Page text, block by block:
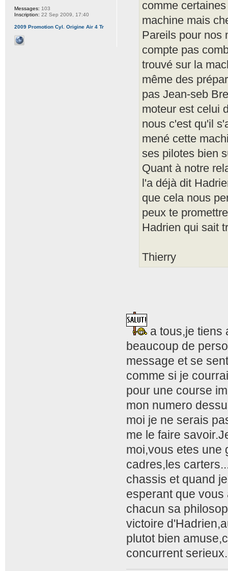
comme
machine mais
Pareils pour nos
compte pas
trouvé sur la
même des
pas Jean-seb
moteur est celui
nous c'est qu'il
mené cette
ses pilotes bien
Quant à notre
l'a déjà dit
que cela nous
peux te
Hadrien qui sait
Thierry
a tous,je tiens
beaucoup de
message et se
comme si je
pour une course
mon numero
moi je ne serais
me le faire
moi,vous etes une
cadres,les
chassis et quand
esperant que
chacun sa
victoire
plutot bien
concurrent serieux.
Messages: 103
Inscription: 22 Sep 2009, 17:40
2009 Promotion Cyl. Origine Air 4 Tr